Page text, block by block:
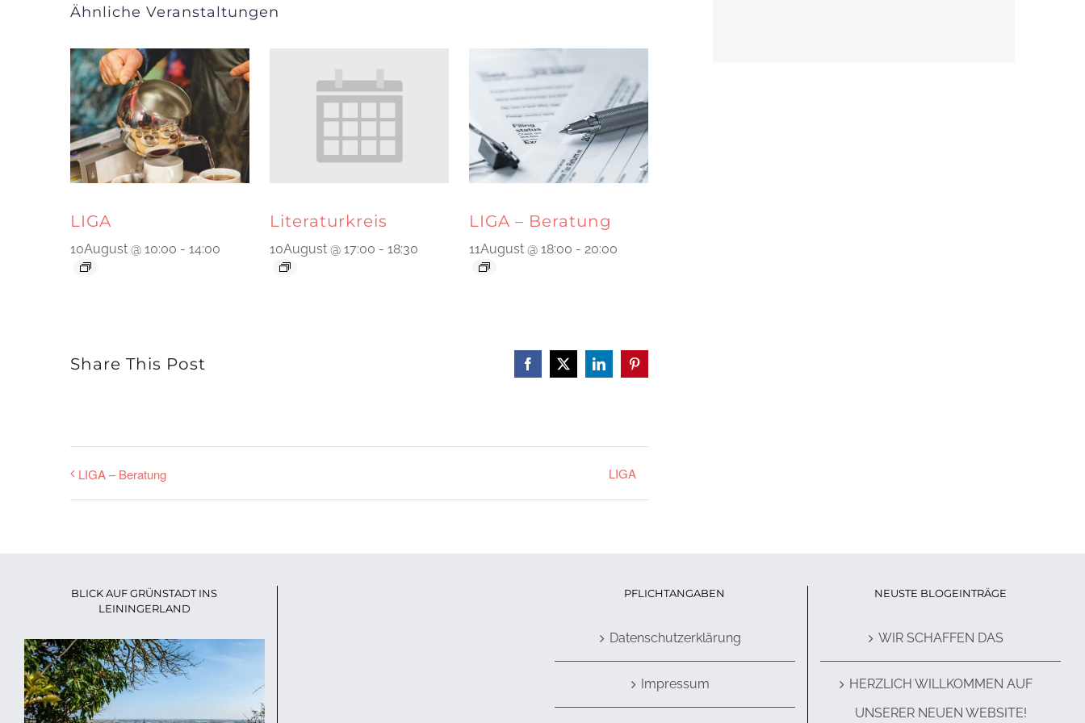
Ähnliche Veranstaltungen
LIGA
10August @ 10:00 - 14:00
Literaturkreis
10August @ 17:00 - 18:30
LIGA – Beratung
11August @ 18:00 - 20:00
Share This Post Facebook
X LinkedInPinterest
LIGA – Beratung LIGA
BLICK AUF GRÜNSTADT INS
LEININGERLAND
PFLICHTANGABEN
Datenschutzerklärung
Impressum
NEUSTE BLOGEINTRÄGE
WIR SCHAFFEN DAS
HERZLICH WILLKOMMEN AUF
UNSERER NEUEN WEBSITE!